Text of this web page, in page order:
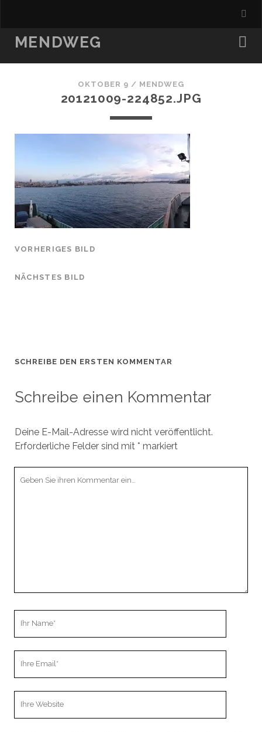
MENDWEG
OKTOBER 9 / MENDWEG
20121009-224852.JPG
VORHERIGES BILD
NÄCHSTES BILD
SCHREIBE DEN ERSTEN KOMMENTAR
Schreibe einen Kommentar
Deine E-Mail-Adresse wird nicht veröffentlicht.
Erforderliche Felder sind mit * markiert